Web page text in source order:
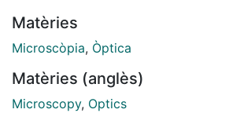
for advanced optical microscopy
unprecedented spatiotemporal
properties, and recent applications of
(AO) systems for advanced
Matèries
Microscòpia, Òptica
Matèries (anglès)
Microscopy, Optics